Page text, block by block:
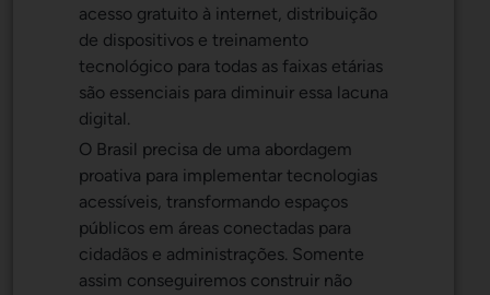
acesso gratuito à internet, distribuição
de dispositivos e treinamento
tecnológico para todas as faixas etárias
são essenciais para diminuir essa lacuna
digital.
O Brasil precisa de uma abordagem
proativa para implementar tecnologias
acessíveis, transformando espaços
públicos em áreas conectadas para
cidadãos e administrações. Somente
assim conseguiremos construir não